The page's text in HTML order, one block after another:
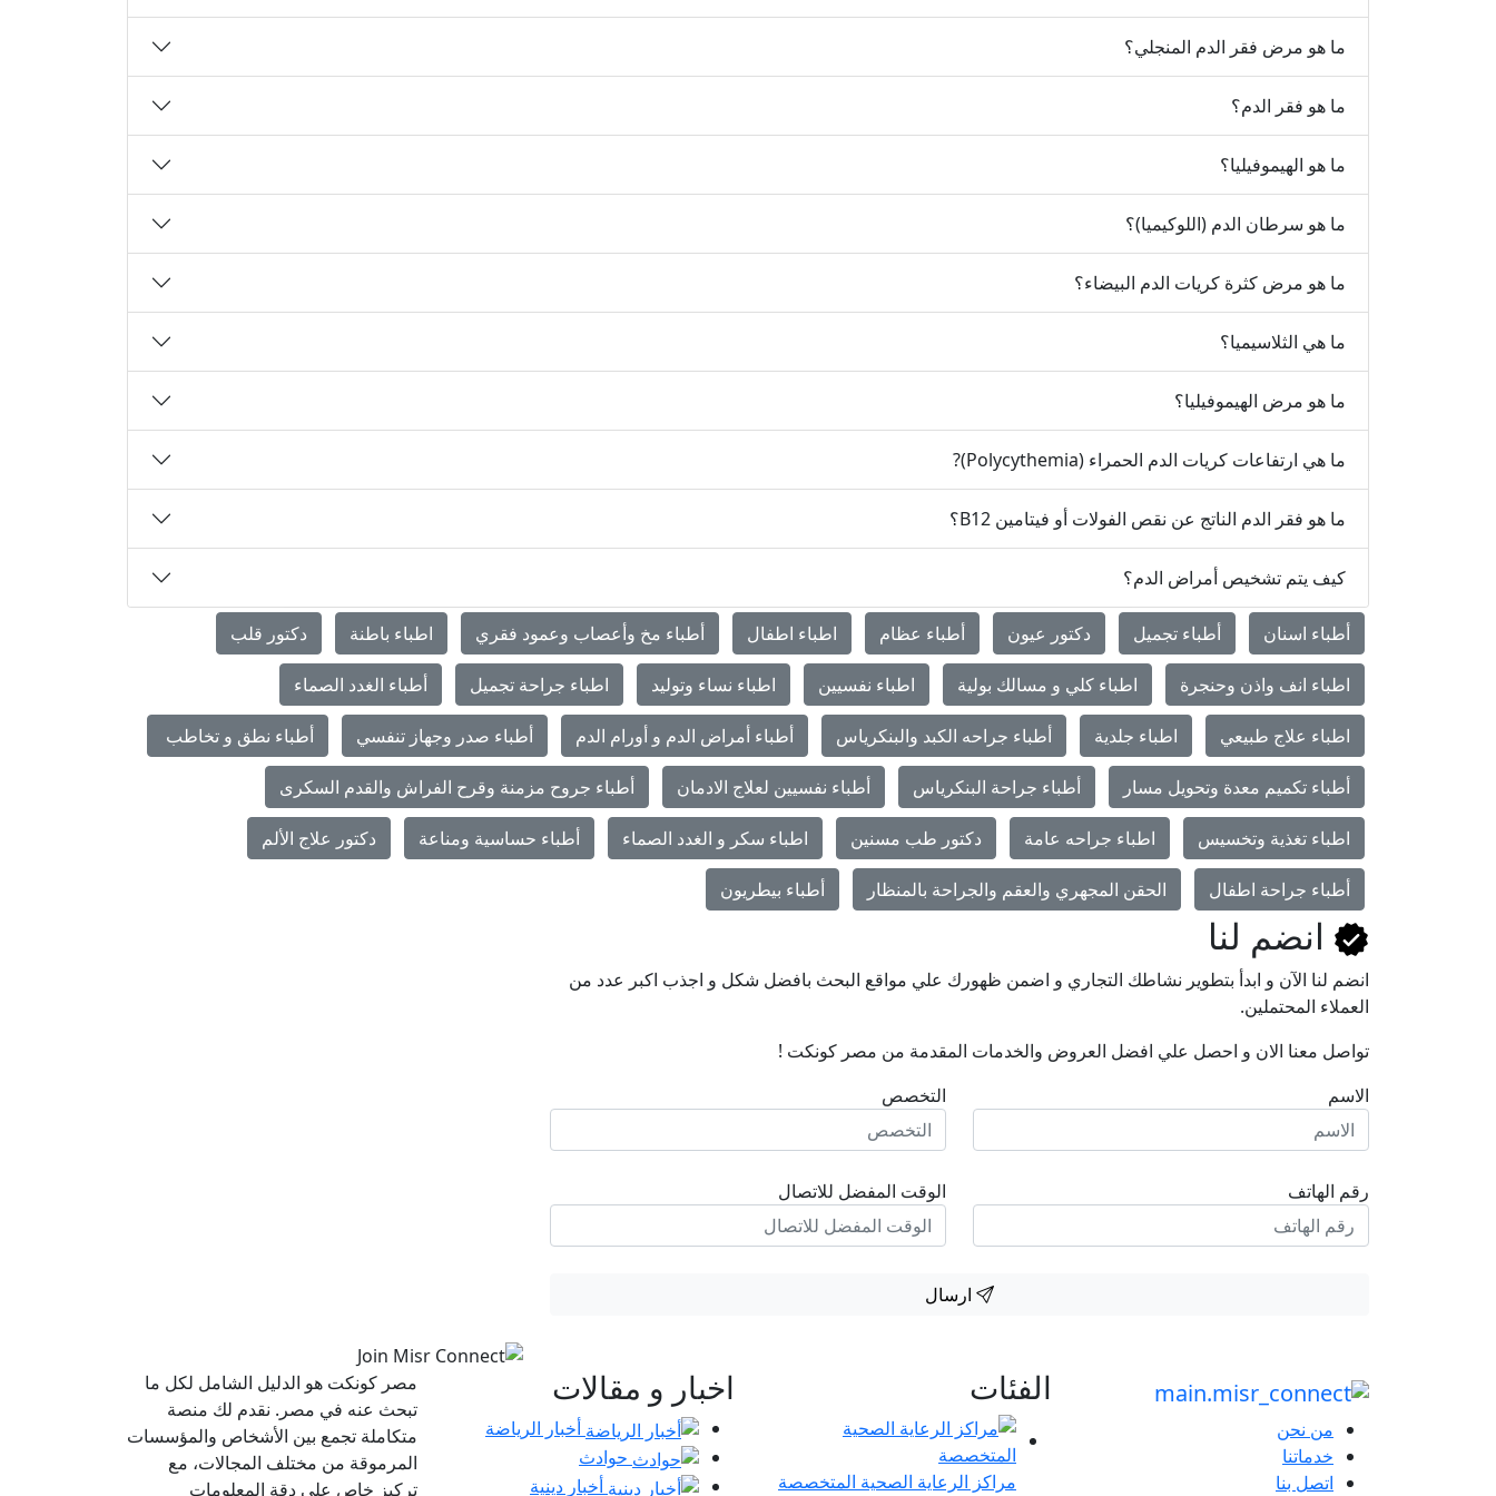
ما هو مرض فقر الدم المنجلي؟
ما هو فقر الدم؟
ما هو الهيموفيليا؟
ما هو سرطان الدم (اللوكيميا)؟
ما هو مرض كثرة كريات الدم البيضاء؟
ما هي الثلاسيميا؟
ما هو مرض الهيموفيليا؟
ما هي ارتفاعات كريات الدم الحمراء (Polycythemia)?
ما هو فقر الدم الناتج عن نقص الفولات أو فيتامين B12؟
كيف يتم تشخيص أمراض الدم؟
أطباء اسنان أطباء تجميل دكتور عيون أطباء عظام اطباء اطفال أطباء مخ وأعصاب وعمود فقري اطباء باطنة دكتور قلب
اطباء انف واذن وحنجرة اطباء كلي و مسالك بولية اطباء نفسيين اطباء نساء وتوليد اطباء جراحة تجميل أطباء الغدد الصماء
اطباء علاج طبيعي اطباء جلدية أطباء جراحه الكبد والبنكرياس أطباء أمراض الدم و أورام الدم أطباء صدر وجهاز تنفسي أطباء نطق و تخاطب
أطباء تكميم معدة وتحويل مسار أطباء جراحة البنكرياس أطباء نفسيين لعلاج الادمان أطباء جروح مزمنة وقرح الفراش والقدم السكرى
اطباء تغذية وتخسيس اطباء جراحه عامة دكتور طب مسنين اطباء سكر و الغدد الصماء أطباء حساسية ومناعة دكتور علاج الألم
أطباء جراحة اطفال الحقن المجهري والعقم والجراحة بالمنظار أطباء بيطريون
انضم لنا
انضم لنا اﻵن و ابدأ بتطوير نشاطك التجاري و اضمن ظهورك علي مواقع البحث بافضل شكل و اجذب اكبر عدد من
العملاء المحتملين.
تواصل معنا الان و احصل علي افضل العروض والخدمات المقدمة من مصر كونكت !
الاسم
رقم الهاتف
التخصص
الوقت المفضل للاتصال
ارسال
من نحن
خدماتنا
اتصل بنا
الفئات
مراكز الرعاية الصحية المتخصصة
اخبار و مقالات
أخبار الرياضة
حوادث
أخبار دينية
مصر كونكت هو الدليل الشامل لكل ما
تبحث عنه في مصر. نقدم لك منصة
متكاملة تجمع بين الأشخاص والمؤسسات
المرموقة من مختلف المجالات، مع
تركيز خاص على دقة المعلومات